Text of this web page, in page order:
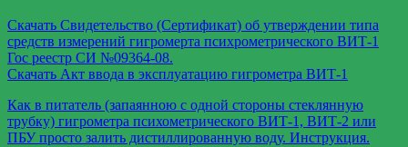
Скачать Свидетельство (Сертификат) об утверждении типа
средств измерений гигромерта психрометрического ВИТ-1
Гос реестр СИ №09364-08.
Скачать Акт ввода в эксплуатацию гигрометра ВИТ-1
Как в питатель (запаянною с одной стороны стеклянную
трубку) гигрометра психометрического ВИТ-1, ВИТ-2 или
ПБУ просто залить дистиллированную воду. Инструкция.